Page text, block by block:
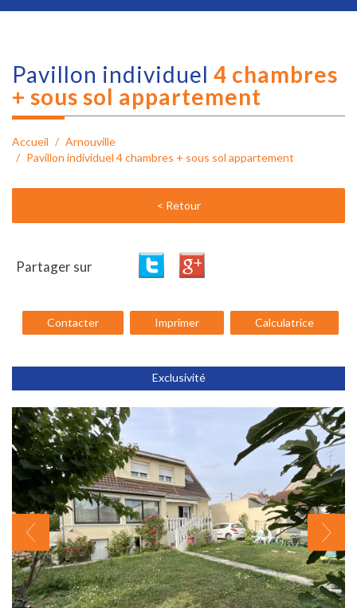
pavillon individuel 4 chambres
+ sous sol appartement
Accueil
Arnouville
Pavillon individuel 4 chambres + sous sol appartement
< Retour
Partager sur
Contacter Imprimer Calculatrice
Exclusivité